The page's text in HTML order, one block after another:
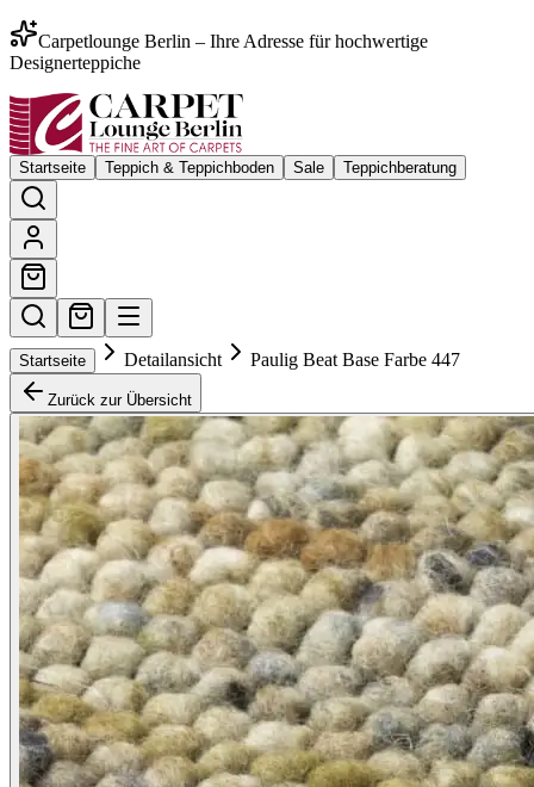
Carpetlounge Berlin – Ihre Adresse für hochwertige
Designerteppiche
Startseite Teppich & Teppichboden Sale Teppichberatung
Startseite Detailansicht Paulig Beat Base Farbe 447
Zurück zur Übersicht